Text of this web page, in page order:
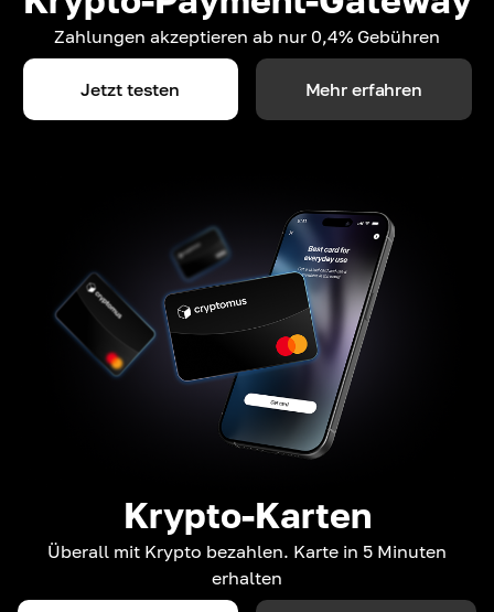
Zahlungen akzeptieren ab nur 0,4% Gebühren
Jetzt testen Mehr erfahren
Krypto-Karten
Überall mit Krypto bezahlen. Karte in 5 Minuten
erhalten